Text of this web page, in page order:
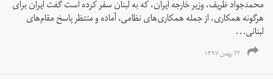
محمدجواد ظریف، وزیر خارجه ایران، که به لبنان سفر کرده است گفت ایران برای
هرگونه همکاری، از جمله همکاری‌های نظامی، آماده و منتظر پاسخ مقام‌های
لبنانی...
۲۲ بهمن ۱۳۹۷